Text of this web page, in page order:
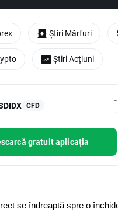
CFD
-
-
gratuit aplicația
se îndreaptă spre o
Știri Mărfuri
Știri Acțiuni